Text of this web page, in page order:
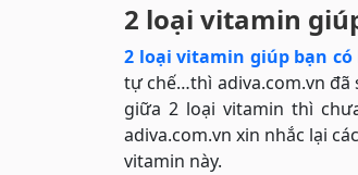
2 loại vitamin
2 loại vitamin giúp bạn
tự chế…thì adiva.com.vn
giữa 2 loại vitamin thì
adiva.com.vn xin nhắc lại
vitamin này.